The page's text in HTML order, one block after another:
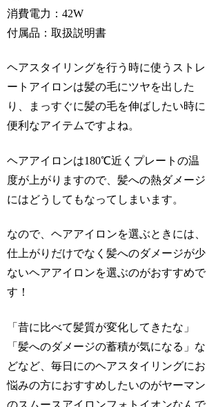
消費電力：42W
付属品：取扱説明書
ヘアスタイリングを行う時に使うストレ
ートアイロンは髪の毛にツヤを出した
り、まっすぐに髪の毛を伸ばしたい時に
便利なアイテムですよね。
ヘアアイロンは180℃近くプレートの温
度が上がりますので、髪への熱ダメージ
にはどうしてもなってしまいます。
なので、ヘアアイロンを選ぶときには、
仕上がりだけでなく髪へのダメージが少
ないヘアアイロンを選ぶのがおすすめで
す！
「昔に比べて髪質が変化してきたな」
「髪へのダメージの蓄積が気になる」な
どなど、毎日にのヘアスタイリングにお
悩みの方におすすめしたいのがヤーマン
のスムースアイロンフォトイオンなんで